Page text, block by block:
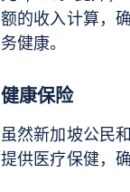
额的收入计算，
务健康。
健康保险
虽然新加坡公民
提供医疗保健，